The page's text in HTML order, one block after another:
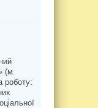
(м.
роботу: